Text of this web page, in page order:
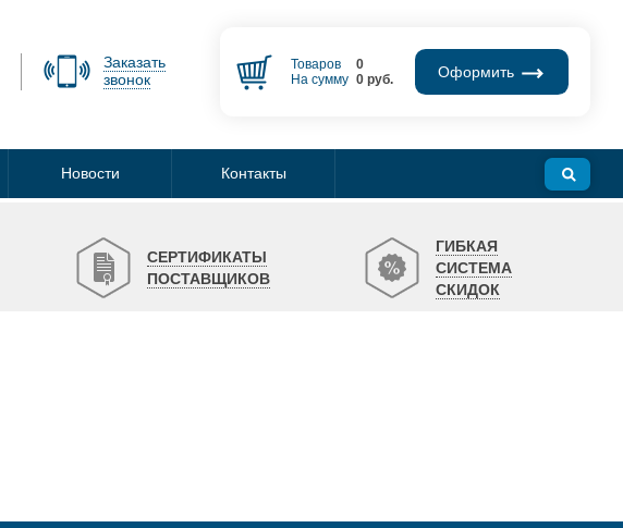
Заказать
звонок
Товаров
0
На сумму 0руб. Оформить
Новости Контакты
СЕРТИФИКАТЫ
ПОСТАВЩИКОВ
ГИБКАЯ
СИСТЕМА
СКИДОК